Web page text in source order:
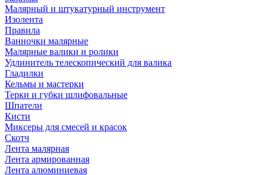
Малярный и штукатурный инструмент
Изолента
Правила
Ванночки малярные
Малярные валики и ролики
Удлинитель телескопический для валика
Гладилки
Кельмы и мастерки
Терки и губки шлифовальные
Шпатели
Кисти
Миксеры для смесей и красок
Скотч
Лента малярная
Лента армированная
Лента алюминиевая